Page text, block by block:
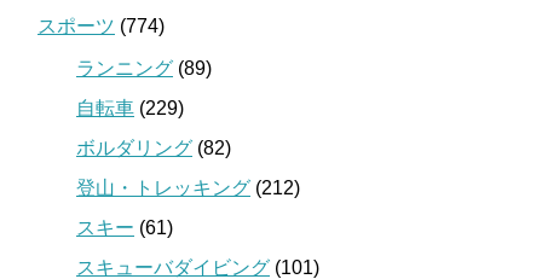
スポーツ (774)
ランニング (89)
自転車 (229)
ボルダリング (82)
登山・トレッキング (212)
スキー (61)
スキューバダイビング (101)